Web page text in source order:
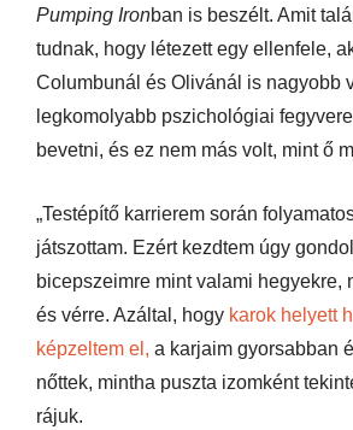
Pumping Ironban is beszélt. Amit
tudnak, hogy létezett egy ellenfele,
Columbunál és Olivánál is nagyobb
legkomolyabb pszichológiai
bevetni, és ez nem más volt, mint ő
„Testépítő karrierem során
játszottam. Ezért kezdtem úgy
bicepszeimre mint valami hegyekre,
és vérre. Azáltal, hogy karok helyett
képzeltem el, a karjaim gyorsabban
nőttek, mintha puszta izomként
rájuk.